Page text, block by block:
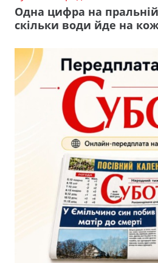
Одна цифра на
скільки води йде на